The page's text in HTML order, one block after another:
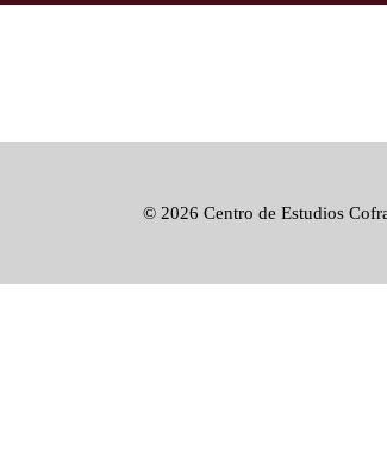
© 2026 Centro de Estudios